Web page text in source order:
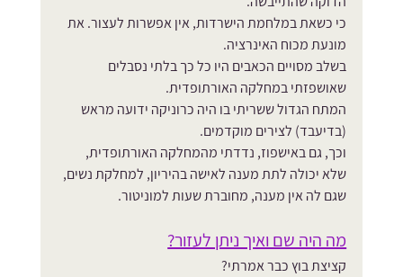
כי כשאת במלחמת הישרדות, אין אפשרות לעצור. את
מונעת מכוח האינרציה.
בשלב מסויים הכאבים היו כל כך בלתי נסבלים
שאושפזתי במחלקה האורתופדית.
המתח הגדול ששריתי בו היה כרוניקה ידועה מראש
(בדיעבד) לצירים מוקדמים.
וכך, גם באישפוז, נדדתי מהמחלקה האורתופדית,
שלא יכולה לתת מענה לאישה בהיריון, למחלקת נשים,
שגם לה אין מענה, מחוברת שעות למוניטור.
מה היה שם ואיך ניתן לעזור?
קציצת בוץ כבר אמרתי?